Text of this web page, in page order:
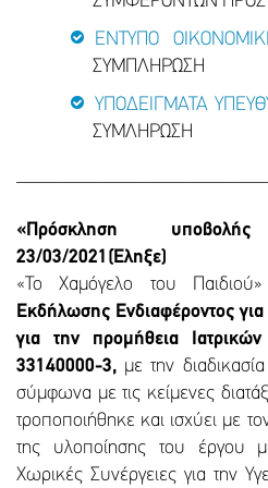
ΕΝΤΥΠΟ
ΣΥΜΠΛΗΡΩΣΗ
ΥΠΟΔΕΙΓΜΑΤΑ
ΣΥΜΛΗΡΩΣΗ
«Πρόσκληση
23/03/2021(Έληξε)
«Το Χαμόγελο του
Εκδήλωσης Ενδιαφέροντος
για την προμήθεια
33140000-3, με την
σύμφωνα με τις κείμενες
τροποποιήθηκε και ισχύει με
της υλοποίησης του έργου
Χωρικές Συνέργειες για την